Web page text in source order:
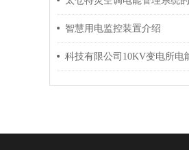
智慧用电监控装置介绍